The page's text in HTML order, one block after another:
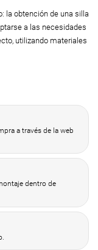
la obtención de una silla
a las necesidades
utilizando materiales
a través de la web
dentro de